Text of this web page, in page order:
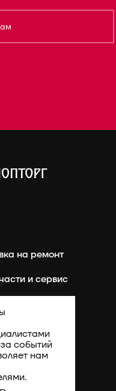
на ремонт
и сервис
событий
нам